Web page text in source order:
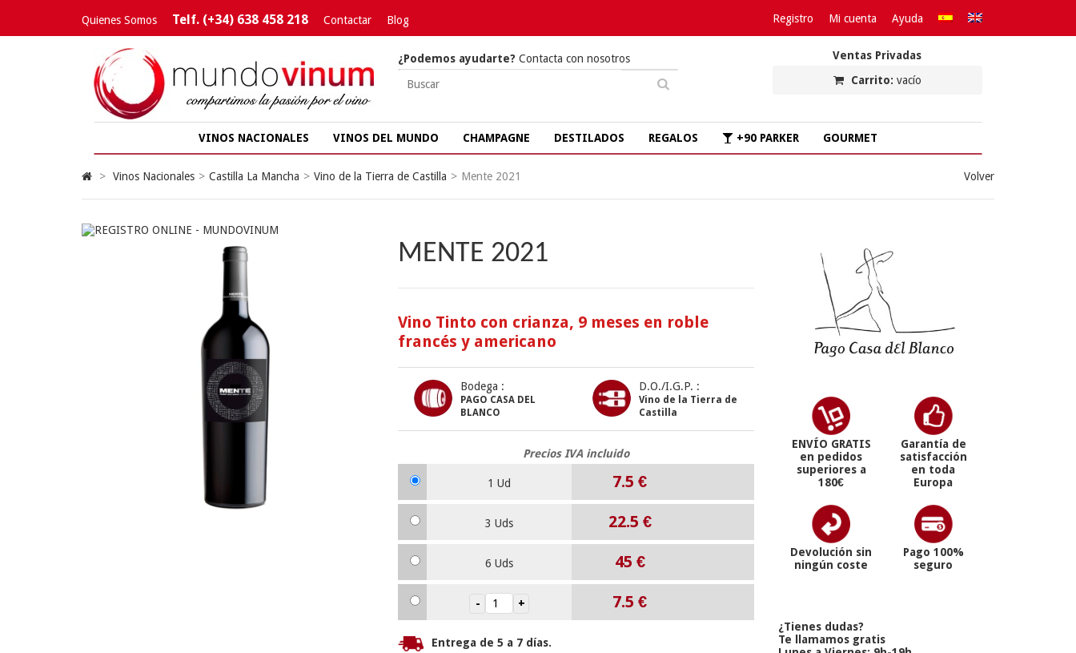
Quienes Somos Telf. (+34) 638 458 218 Contactar Blog Registro Mi cuenta Ayuda
Ventas Privadas
Carrito: vacío
¿Podemos ayudarte? Contacta con nosotros
VINOS NACIONALES VINOS DEL MUNDO CHAMPAGNE DESTILADOS REGALOS +90 PARKER GOURMET
> Vinos Nacionales > Castilla La Mancha > Vino de la Tierra de Castilla > Mente 2021 Volver
MENTE 2021
Vino Tinto con crianza, 9 meses en roble
francés y americano
Bodega :
PAGO CASA DEL
BLANCO
D.O./I.G.P. :
Vino de la Tierra de
Castilla
Precios IVA incluido
1 Ud 7.5€
3 Uds 22.5 €
6 Uds 45 €
7.5€
Entrega de 5 a 7 días.
ENVÍO GRATIS
en pedidos
superiores a
180€
Garantía de
satisfacción
en toda
Europa
Devolución sin
ningún coste
Pago 100%
seguro
¿Tienes dudas?
Te llamamos gratis